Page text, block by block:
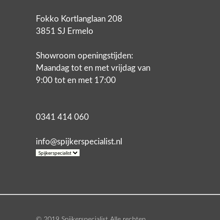
Fokko Kortlanglaan 208
3851 SJ Ermelo
Showroom openingstijden:
Maandag tot en met vrijdag van
9:00 tot en met 17:00
0341 414 060
info@spijkerspecialist.nl